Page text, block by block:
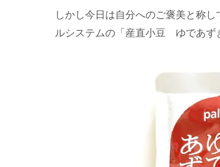
しかし今日は自分へのご褒美と称
ルシステムの「産直小豆 ゆであず